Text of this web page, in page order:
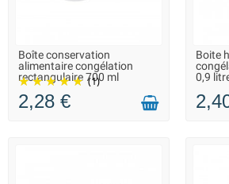
LIVRAISON 2 À 3 JOURS
Boîte conservation
alimentaire congélation
rectangulaire 700 ml
(1)
2,28 €
Boite
0,9